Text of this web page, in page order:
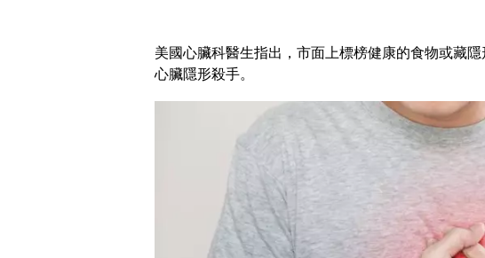
美國心臟科醫生指出，市面上標榜健康的食物或藏
心臟隱形殺手。